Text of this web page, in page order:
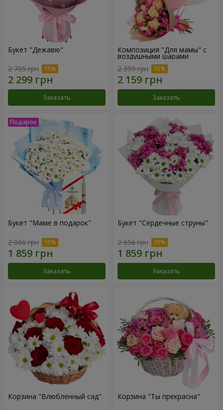
Букет "Дежавю"
2 705 грн
Заказать
Композиция "Для мамы" с
воздушными шарами
2 399 грн
Заказать
Букет "Маме в подарок"
2 066 грн
Заказать
Букет "Сердечные струны"
2 656 грн
Заказать
Корзина "Влюбленный сад" Корзина "Ты прекрасна"